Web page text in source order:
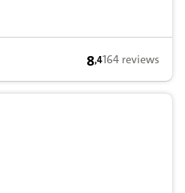
8,4 op basis van
8,4164 reviews